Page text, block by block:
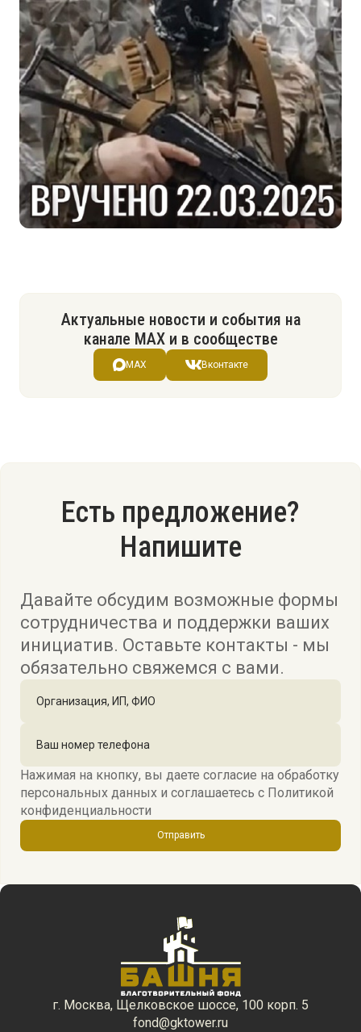
Актуальные новости и события на
канале МАХ и в сообществе
MAX Вконтакте
Есть предложение?
Напишите
Давайте обсудим возможные формы
сотрудничества и поддержки ваших
инициатив. Оставьте контакты - мы
обязательно свяжемся с вами.
Нажимая на кнопку, вы даете согласие на обработку
персональных данных и соглашаетесь c Политикой
конфиденциальности
Отправить
г. Москва, Щелковское шоссе, 100 корп. 5
fond@gktower.ru